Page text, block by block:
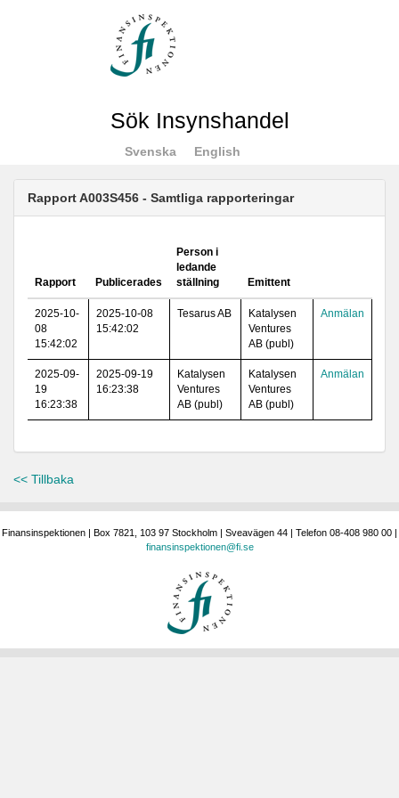
Sök Insynshandel
Svenska English
Rapport A003S456 - Samtliga rapporteringar
Rapport Publicerades
Person i
ledande
ställning
Emittent
2025-10-
08
15:42:02
2025-10-08
15:42:02
Tesarus AB
Katalysen
Ventures
AB (publ)
Anmälan
2025-09-
19
16:23:38
2025-09-19
16:23:38
Katalysen
Ventures
AB (publ)
Katalysen
Ventures
AB (publ)
Anmälan
<< Tillbaka
Finansinspektionen | Box 7821, 103 97 Stockholm | Sveavägen 44 | Telefon 08-408 980 00 |
finansinspektionen@fi.se